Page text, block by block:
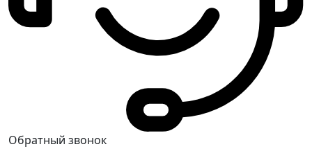
Обратный звонок